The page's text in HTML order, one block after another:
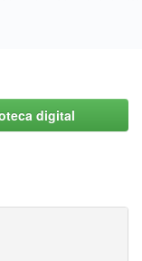
digital